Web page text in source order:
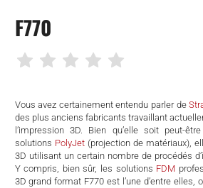
F770
Vous avez certainement entendu parler de
des plus anciens fabricants travaillant
l’impression 3D. Bien qu’elle soit peut-
solutions PolyJet(projection de matériaux),
3D utilisant un certain nombre de procédés
Y compris, bien sûr, les solutions FDM
3D grand format F770 est l’une d’entre elles,